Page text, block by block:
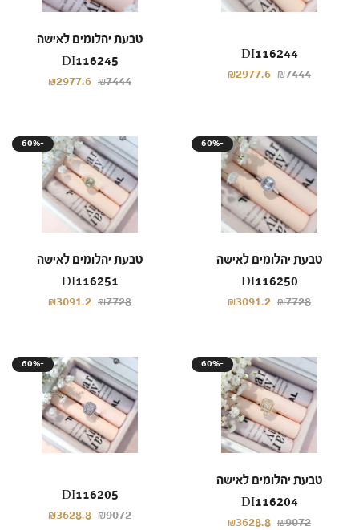
טבעת יהלומים לאישה
DI116245
₪2977.6 ₪7444
DI116244
₪2977.6 ₪7444
60%-
טבעת יהלומים לאישה
DI116251
₪3091.2 ₪7728
60%-
טבעת יהלומים לאישה
DI116250
₪3091.2 ₪7728
60%-
DI116205
₪3628.8 ₪9072
60%-
טבעת יהלומים לאישה
DI116204
₪3628.8 ₪9072